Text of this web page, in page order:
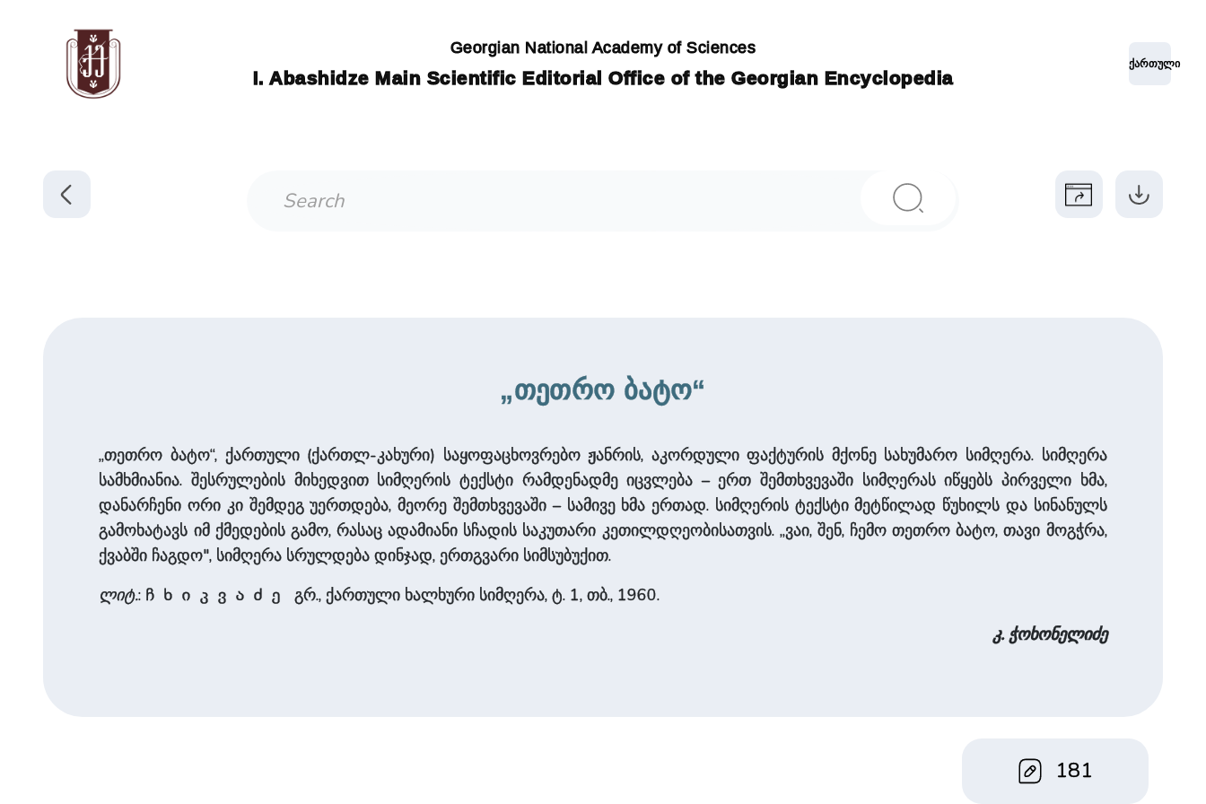
Georgian National Academy of Sciences
I. Abashidze Main Scientific Editorial Office of the Georgian Encyclopedia
ქართული
„თეთრო ბატო“
„თეთრო ბატო“, ქართული (ქართლ-კახური) საყოფაცხოვრებო ჟანრის, აკორდული ფაქტურის მქონე სახუმარო სიმღერა. სიმღერა
სამხმიანია. შესრულების მიხედვით სიმღერის ტექსტი რამდენადმე იცვლება – ერთ შემთხვევაში სიმღერას იწყებს პირველი ხმა,
დანარჩენი ორი კი შემდეგ უერთდება, მეორე შემთხვევაში – სამივე ხმა ერთად. სიმღერის ტექსტი მეტწილად წუხილს და სინანულს
გამოხატავს იმ ქმედების გამო, რასაც ადამიანი სჩადის საკუთარი კეთილდღეობისათვის. „ვაი, შენ, ჩემო თეთრო ბატო, თავი მოგჭრა,
ქვაბში ჩაგდო", სიმღერა სრულდება დინჯად, ერთგვარი სიმსუბუქით.
ლიტ.: ჩხიკვაძე
გრ., ქართული ხალხური სიმღერა, ტ. 1, თბ., 1960.
კ. ჭოხონელიძე
181